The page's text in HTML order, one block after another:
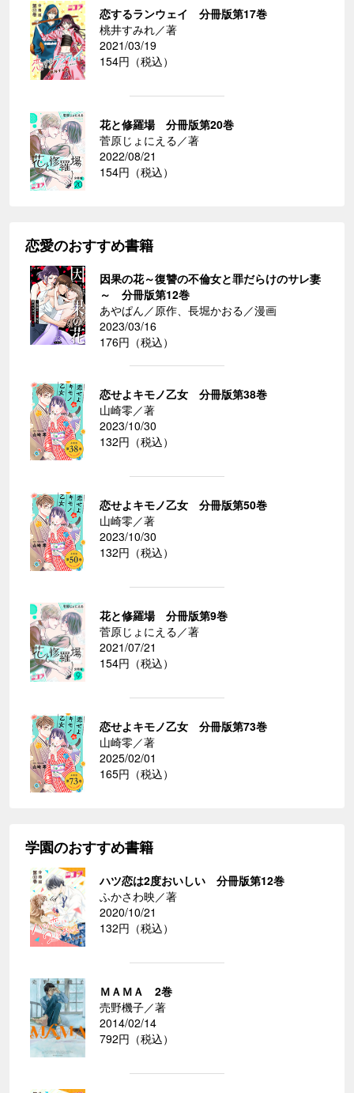
恋するランウェイ 分冊版第17巻
桃井すみれ／著
2021/03/19
154円（税込）
花と修羅場 分冊版第20巻
菅原じょにえる／著
2022/08/21
154円（税込）
恋愛のおすすめ書籍
因果の花～復讐の不倫女と罪だらけのサレ妻
～ 分冊版第12巻
あやぱん／原作、長堀かおる／漫画
2023/03/16
176円（税込）
恋せよキモノ乙女 分冊版第38巻
山崎零／著
2023/10/30
132円（税込）
恋せよキモノ乙女 分冊版第50巻
山崎零／著
2023/10/30
132円（税込）
花と修羅場 分冊版第9巻
菅原じょにえる／著
2021/07/21
154円（税込）
恋せよキモノ乙女 分冊版第73巻
山崎零／著
2025/02/01
165円（税込）
学園のおすすめ書籍
ハツ恋は2度おいしい 分冊版第12巻
ふかさわ映／著
2020/10/21
132円（税込）
ＭＡＭＡ 2巻
売野機子／著
2014/02/14
792円（税込）